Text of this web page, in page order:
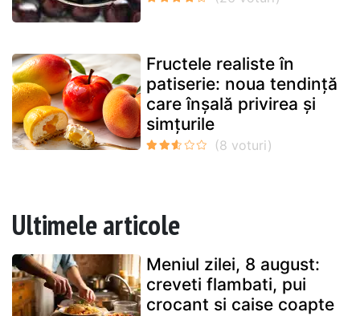
Fructele realiste în
patiserie: noua tendință
care înșală privirea și
simțurile
Ultimele articole
Meniul zilei, 8 august:
creveti flambati, pui
crocant si caise coapte